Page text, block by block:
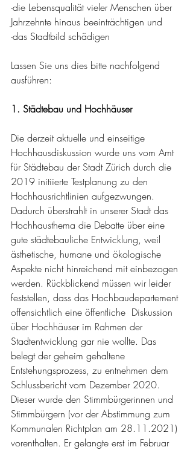
-die Lebensqualität vieler Menschen über
Jahrzehnte hinaus beeinträchtigen und
-das Stadtbild schädigen
Lassen Sie uns dies bitte nachfolgend
ausführen:
1. Städtebau und Hochhäuser
Die derzeit aktuelle und einseitige
Hochhausdiskussion wurde uns vom Amt
für Städtebau der Stadt Zürich durch die
2019 initiierte Testplanung zu den
Hochhausrichtlinien aufgezwungen.
Dadurch überstrahlt in unserer Stadt das
Hochhausthema die Debatte über eine
gute städtebauliche Entwicklung, weil
ästhetische, humane und ökologische
Aspekte nicht hinreichend mit einbezogen
werden. Rückblickend müssen wir leider
feststellen, dass das Hochbaudepartement
offensichtlich eine öffentliche  Diskussion
über Hochhäuser im Rahmen der
Stadtentwicklung gar nie wollte. Das
belegt der geheim gehaltene
Entstehungsprozess, zu entnehmen dem
Schlussbericht vom Dezember 2020.
Dieser wurde den Stimmbürgerinnen und
Stimmbürgern (vor der Abstimmung zum
Kommunalen Richtplan am 28.11.2021)
vorenthalten. Er gelangte erst im Februar